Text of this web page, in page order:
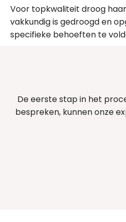
Voor topkwaliteit droog
vakkundig is gedroogd en
specifieke behoeften te
De eerste stap in het
bespreken, kunnen onze